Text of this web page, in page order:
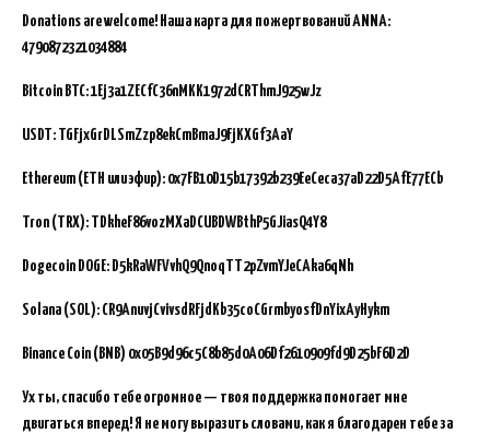
Donations are welcome! Наша карта для пожертвований ANNA:
4790872321034884
Bitcoin BTC:1Ej3a1ZECfC36nMKK1972dCRThmJ925wJz
USDT: TGFjxGrDLSmZzp8ekCmBmaJ9FjKXGf3AaY
Ethereum (ETH или эфир): 0x7FB10D15b17392b239EeCeca37aD22D5AfE77ECb
Tron (TRX): TDkheF86vozMXaDCUBDWBthP5GJiasQ4Y8
Dogecoin DOGE: D5kRaWFVvhQ9QnoqTT2pZvmYJeCAka6qNh
Solana (SOL): CR9AnuvjCvivsdRFjdKb35coCGrmbyosfDnYixAyHykm
Binance Coin (BNB) 0x05B9d96c5C8b85d0A06Df2610909fd9D25bF6D2D
Ух ты, спасибо тебе огромное — твоя поддержка помогает мне
двигаться вперед! Я не могу выразить словами, как я благодарен тебе за